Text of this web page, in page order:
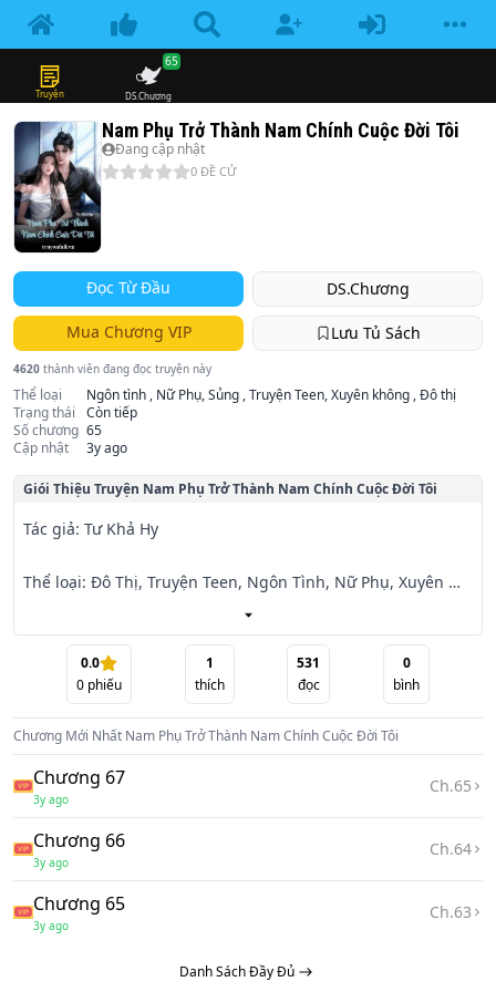
Truyện DS.Chương
65
Nam Phụ Trở Thành Nam Chính Cuộc Đời Tôi
Đang cập nhật
0 ĐỀ CỬ
Đọc Từ Đầu DS.Chương
Mua Chương VIP Lưu Tủ Sách
4620 thành viên đang đọc truyện này
Thể loại
Ngôn tình , Nữ Phụ, Sủng , Truyện Teen, Xuyên không , Đô thị
Trạng thái
Còn tiếp
Số chương 65
Cập nhật
3y ago
Giói Thiệu Truyện Nam Phụ Trở Thành Nam Chính Cuộc Đời Tôi
Tác giả: Tư Khả Hy
Thể loại: Đô Thị, Truyện Teen, Ngôn Tình, Nữ Phụ, Xuyên
Giới thiệu:
Tư Đồ Thuần làm một người vô hình trong giới giải trí,
kham khổ vô cùng, vừa bị chủ trọ đuổi đi, không xu dính
túi, lại còn rớt
xuống giếng.
Cô tưởng đã thẳng cẳng rồi, ai ngờ lại xuyên vào thế giới
truyện tranh do bạn thân mình vẽ, thành một nhân vật nữ
phụ thê thảm.
chủ muốn chạy trốn, cự tuyệt thành hôn với nam phụ ngồi
0.0
0phiếu
1
thích
531
đọc
0
bình
Chương Mới Nhất Nam Phụ Trở Thành Nam Chính Cuộc Đời Tôi
Chương 67
3y ago
Ch.65
Chương 66
3y ago
Ch.64
Chương 65
3y ago
Ch.63
Danh Sách Đầy Đủ